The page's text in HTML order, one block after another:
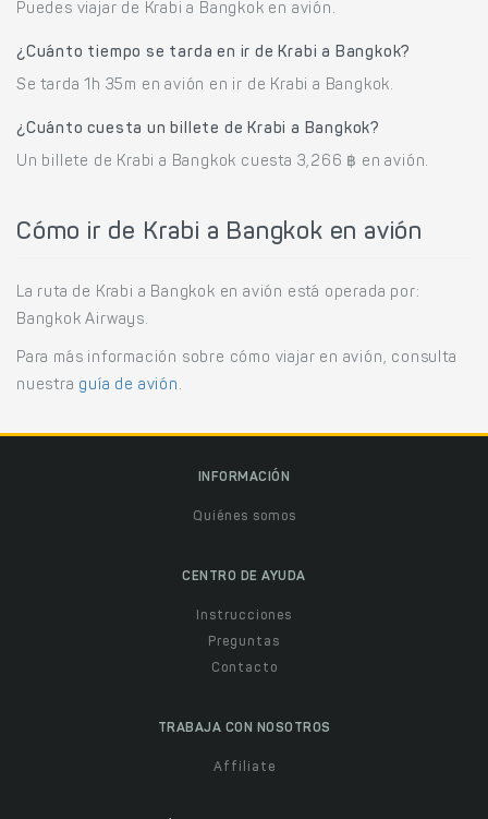
Puedes viajar de Krabi a Bangkok en avión.
¿Cuánto tiempo se tarda en ir de Krabi a Bangkok?
Se tarda 1h 35m en avión en ir de Krabi a Bangkok.
¿Cuánto cuesta un billete de Krabi a Bangkok?
Un billete de Krabi a Bangkok cuesta 3,266 ฿ en avión.
Cómo ir de Krabi a Bangkok en avión
La ruta de Krabi a Bangkok en avión está operada por:
Bangkok Airways.
Para más información sobre cómo viajar en avión, consulta
nuestra guía de avión .
INFORMACIÓN
Quiénes somos
CENTRO DE AYUDA
Instrucciones
Preguntas
Contacto
TRABAJA CON NOSOTROS
Affiliate